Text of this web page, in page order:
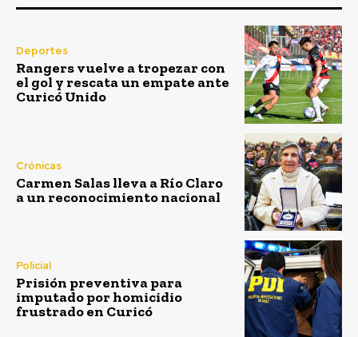
Deportes
Rangers vuelve a tropezar con
el gol y rescata un empate ante
Curicó Unido
Crónicas
Carmen Salas lleva a Río Claro
a un reconocimiento nacional
Policial
Prisión preventiva para
imputado por homicidio
frustrado en Curicó